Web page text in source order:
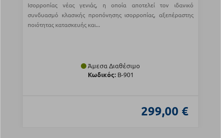
Ισορροπίας νέας γενιάς, η οποία αποτελεί τον ιδανικό
συνδυασμό κλασικής προπόνησης ισορροπίας, αξεπέραστης
ποιότητας κατασκευής και...
Άμεσα Διαθέσιμο
Κωδικός:Β-901
299,00 €